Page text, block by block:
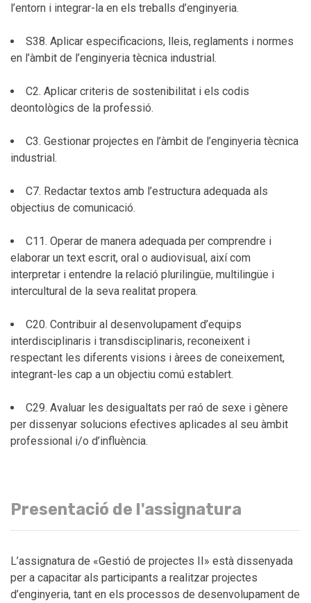
l’entorn i integrar-la en els treballs d’enginyeria.
S38. Aplicar especificacions, lleis, reglaments i normes
en l’àmbit de l’enginyeria tècnica industrial.
C2. Aplicar criteris de sostenibilitat i els codis
deontològics de la professió.
C3. Gestionar projectes en l’àmbit de l’enginyeria tècnica
industrial.
C7. Redactar textos amb l’estructura adequada als
objectius de comunicació.
C11. Operar de manera adequada per comprendre i
elaborar un text escrit, oral o audiovisual, així com
interpretar i entendre la relació plurilingüe, multilingüe i
intercultural de la seva realitat propera.
C20. Contribuir al desenvolupament d’equips
interdisciplinaris i transdisciplinaris, reconeixent i
respectant les diferents visions i àrees de coneixement,
integrant-les cap a un objectiu comú establert.
C29. Avaluar les desigualtats per raó de sexe i gènere
per dissenyar solucions efectives aplicades al seu àmbit
professional i/o d’influència.
Presentació de l'assignatura
L’assignatura de «Gestió de projectes II» està dissenyada
per a capacitar als participants a realitzar projectes
d’enginyeria, tant en els processos de desenvolupament de